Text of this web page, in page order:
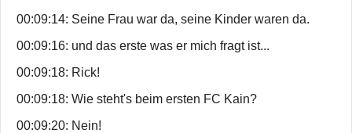
00:09:14: Seine Frau war da, seine Kinder waren da.
00:09:16: und das erste was er mich fragt ist...
00:09:18: Rick!
00:09:18: Wie steht's beim ersten FC Kain?
00:09:20: Nein!